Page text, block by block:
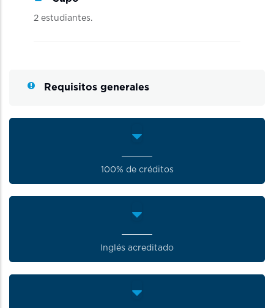
2 estudiantes.
Requisitos generales
100% de créditos
Inglés acreditado